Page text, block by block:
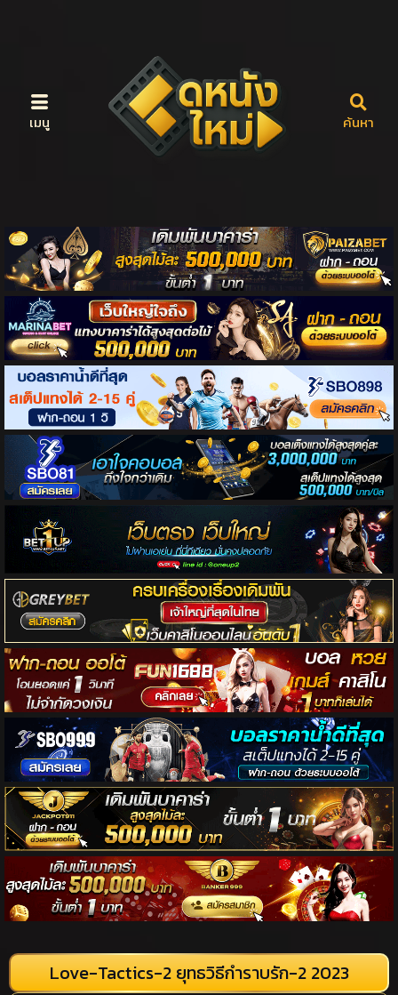
เมนู ค้นหา
Love-Tactics-2 ยุทธวิธีกำราบรัก-2 2023